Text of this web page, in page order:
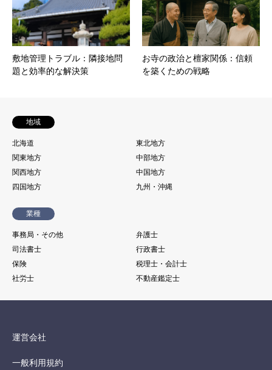
敷地管理トラブル：隣接地問
題と効率的な解決策
お寺の政治と檀家関係：信頼
を築くための戦略
地域
北海道
東北地方
関東地方
中部地方
関西地方
中国地方
四国地方
九州・沖縄
業種
事務局・その他
弁護士
司法書士
行政書士
保険
税理士・会計士
社労士
不動産鑑定士
運営会社
一般利用規約